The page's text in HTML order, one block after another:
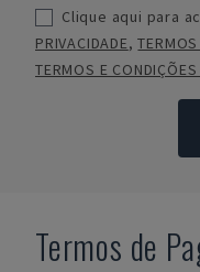
Clique aqui para
PRIVACIDADE,
TERMOS E CONDIÇÕES
Termos de